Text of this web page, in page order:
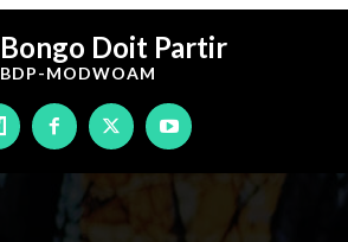
Bongo Doit Partir
BDP-MODWOAM